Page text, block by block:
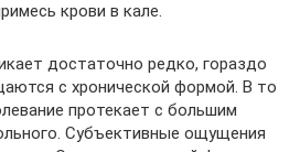
крови в кале.
достаточно редко, гораздо
с хронической формой. В то
протекает с большим
Субъективные ощущения